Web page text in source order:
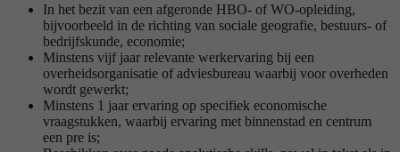
In het bezit van een afgeronde HBO- of WO-opleiding,
bijvoorbeeld in de richting van sociale geografie, bestuurs- of
bedrijfskunde, economie;
Minstens vijf jaar relevante werkervaring bij een
overheidsorganisatie of adviesbureau waarbij voor overheden
wordt gewerkt;
Minstens 1 jaar ervaring op specifiek economische
vraagstukken, waarbij ervaring met binnenstad en centrum
een pre is;